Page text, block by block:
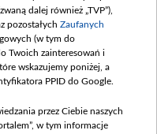
dalej również „TVP”),
pozostałych Zaufanych
(w tym do
Twoich zainteresowań i
wskazujemy poniżej, a
PPID do Google.
przez Ciebie naszych
w tym informacje